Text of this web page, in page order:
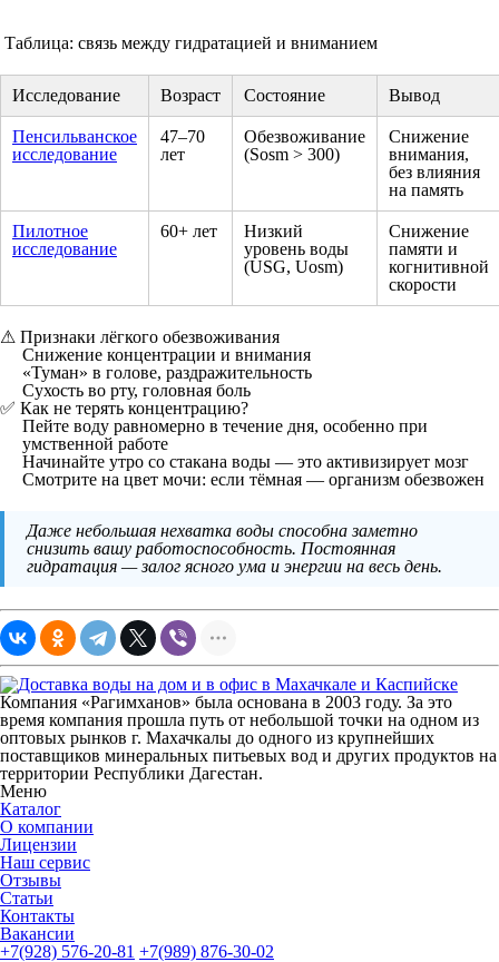
Таблица: связь между гидратацией и вниманием
Исследование Возраст Состояние Вывод
Пенсильванское
исследование
47–70
лет
Обезвоживание
(Sosm > 300)
Снижение
внимания,
без влияния
на память
Пилотное
исследование
60+ лет
Низкий
уровень воды
(USG, Uosm)
Снижение
памяти и
когнитивной
скорости
⚠ Признаки лёгкого обезвоживания
Снижение концентрации и внимания
«Туман» в голове, раздражительность
Сухость во рту, головная боль
✅ Как не терять концентрацию?
Пейте воду равномерно в течение дня, особенно при
умственной работе
Начинайте утро со стакана воды — это активизирует мозг
Смотрите на цвет мочи: если тёмная — организм обезвожен
Даже небольшая нехватка воды способна заметно
снизить вашу работоспособность. Постоянная
гидратация — залог ясного ума и энергии на весь день.
Компания «Рагимханов» была основана в 2003 году. За это
время компания прошла путь от небольшой точки на одном из
оптовых рынков г. Махачкалы до одного из крупнейших
поставщиков минеральных питьевых вод и других продуктов на
территории Республики Дагестан.
Меню
Каталог
О компании
Лицензии
Наш сервис
Отзывы
Статьи
Контакты
Вакансии
+7(928) 576-20-81 +7(989) 876-30-02